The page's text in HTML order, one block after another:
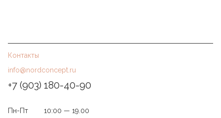
Контакты
info@nordconcept.ru
+7 (903) 180-40-90
Пн-Пт
10:00 — 19.00